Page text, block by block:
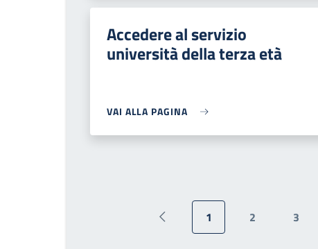
Accedere al servizio
università della terza età
VAI ALLA PAGINA
Pagina precedente
Pagina attuale
1
Pagina
2 3